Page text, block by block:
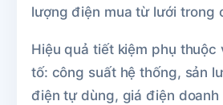
lượng điện mua từ lưới trong
Hiệu quả tiết kiệm phụ thuộc
tố: công suất hệ thống, sản
điện tự dùng, giá điện